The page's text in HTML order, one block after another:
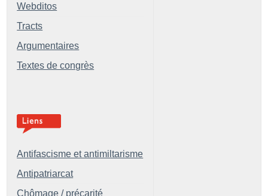
Webditos
Tracts
Argumentaires
Textes de congrès
Antifascisme et antimiltarisme
Antipatriarcat
Chômage / précarité